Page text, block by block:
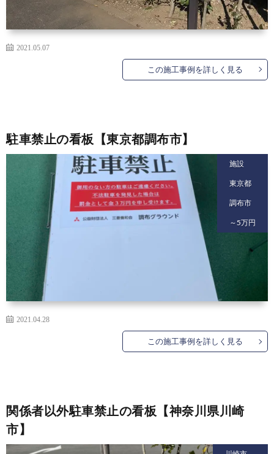
2021.05.07
この施工事例を詳しく見る
駐車禁止の看板【東京都調布市】
施設
東京都
調布市
～5万円
2021.04.28
この施工事例を詳しく見る
関係者以外駐車禁止の看板【神奈川県川崎
市】